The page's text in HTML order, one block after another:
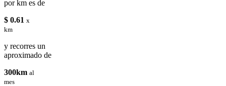
por km es de
$ 0.61 x
km
y recorres un
aproximado de
300km al
mes